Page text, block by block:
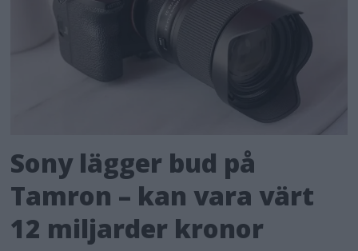
Sony lägger bud på
Tamron – kan vara värt
12 miljarder kronor